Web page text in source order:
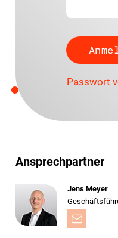
Passwort
Ansprechpartner
Jens Meyer